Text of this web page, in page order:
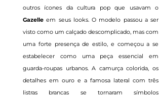
outros ícones da cultura pop que usavam o
Gazelle em seus looks. O modelo passou a ser
visto como um calçado descomplicado, mas com
uma forte presença de estilo, e começou a se
estabelecer como uma peça essencial em
guarda-roupas urbanos. A camurça colorida, os
detalhes em ouro e a famosa lateral com três
listras brancas se tornaram símbolos